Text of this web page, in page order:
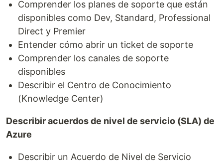
Comprender los planes de soporte que están
disponibles como Dev, Standard, Professional
Direct y Premier
Entender cómo abrir un ticket de soporte
Comprender los canales de soporte
disponibles
Describir el Centro de Conocimiento
(Knowledge Center)
Describir acuerdos de nivel de servicio (SLA) de
Azure
Describir un Acuerdo de Nivel de Servicio